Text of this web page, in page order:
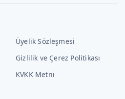
Üyelik Sözleşmesi
Gizlilik ve Çerez Politikası
KVKK Metni